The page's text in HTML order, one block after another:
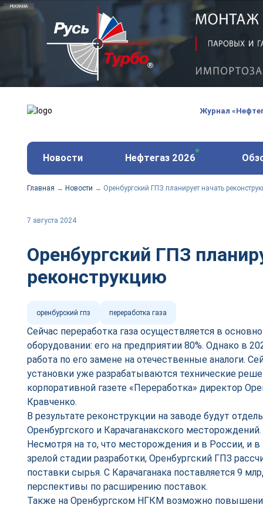
Русь-Турбо - обслуживание и ремонт газовых
оборудования ТЭС, зарубежных поршневых машин
и других предприятиях.
Реклама. ООО «Русь-Турбо», ИНН 7802588950
erid: F7NfYUJCUneVdwPs4znf
Журнал
Новости Нефтегаз 2026
Главная → Новости → Оренбургский ГПЗ планирует начать
7 августа 2024
Оренбургский ГПЗ
реконструкцию
оренбурский гпз переработка газа
Сейчас переработка газа осуществляется в
оборудовании: его на предприятии 80%. Однако в
работа по его замене на отечественные аналоги.
установки уже разрабатываются технические
корпоративной газете «Переработка» директор
Кравченко.
В результате реконструкции на заводе будут
Оренбургского и Карачаганакского месторождений.
Несмотря на то, что месторождения и в России, и в
зрелой стадии разработки, Оренбургский ГПЗ
поставки сырья. С Карачаганака поставляется 9
перспективы по расширению поставок.
Также на Оренбургском НГКМ возможно